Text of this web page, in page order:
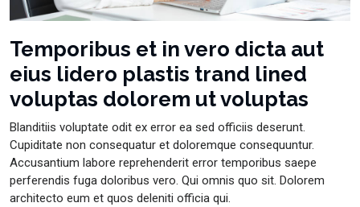
Temporibus et in vero dicta aut
eius lidero plastis trand lined
voluptas dolorem ut voluptas
Blanditiis voluptate odit ex error ea sed officiis deserunt.
Cupiditate non consequatur et doloremque consequuntur.
Accusantium labore reprehenderit error temporibus saepe
perferendis fuga doloribus vero. Qui omnis quo sit. Dolorem
architecto eum et quos deleniti officia qui.